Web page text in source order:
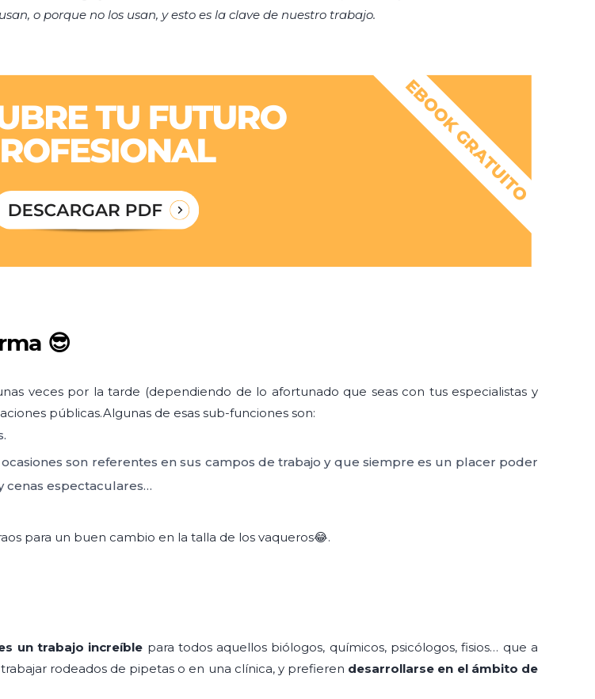
o porque no los usan, y esto es la clave de nuestro trabajo.
😎
veces por la tarde (dependiendo de lo afortunado que seas con tus especialistas y
públicas.Algunas de esas sub-funciones son:
son referentes en sus campos de trabajo y que siempre es un placer poder
cenas espectaculares…
para un buen cambio en la talla de los vaqueros😂.
un trabajo increíble para todos aquellos biólogos, químicos, psicólogos, fisios… que a
rodeados de pipetas o en una clínica, y prefieren desarrollarse en el ámbito de